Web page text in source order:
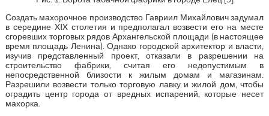
Создать махорочное производство Гавриил Михайлович задумал
в середине XIX столетия и предполагал возвести его на месте
сгоревших торговых рядов Архангельской площади (в настоящее
время площадь Ленина). Однако городской архитектор и власти,
изучив представленный проект, отказали в разрешении на
строительство фабрики, считая его недопустимым в
непосредственной близости к жилым домам и магазинам.
Разрешили возвести только торговую лавку и жилой дом, чтобы
оградить центр города от вредных испарений, которые несет
махорка.